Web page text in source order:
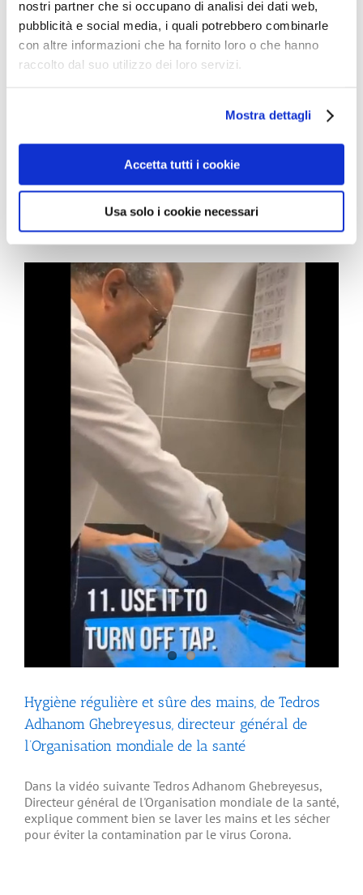
nostri partner che si occupano di analisi dei dati web,
pubblicità e social media, i quali potrebbero combinarle
con altre informazioni che ha fornito loro o che hanno
raccolto dal suo utilizzo dei loro servizi.
Mostra dettagli
Accetta tutti i cookie
Usa solo i cookie necessari
Nouvelle étude pilote sur la transmission des
microbes depuis les toilettes vers les salles
communes des hôpitaux (2021)
transmission de microbes depuis les toilettes vers les
mains par des sèche-mains à air pulsé Une étude
pilote visant à examiner si les microorganismes [...]
Hygiène régulière et sûre des mains, de Tedros
Adhanom Ghebreyesus, directeur général de
l’Organisation mondiale de la santé
Dans la vidéo suivante Tedros Adhanom Ghebreyesus,
Directeur général de l'Organisation mondiale de la santé,
explique comment bien se laver les mains et les sécher
pour éviter la contamination par le virus Corona.